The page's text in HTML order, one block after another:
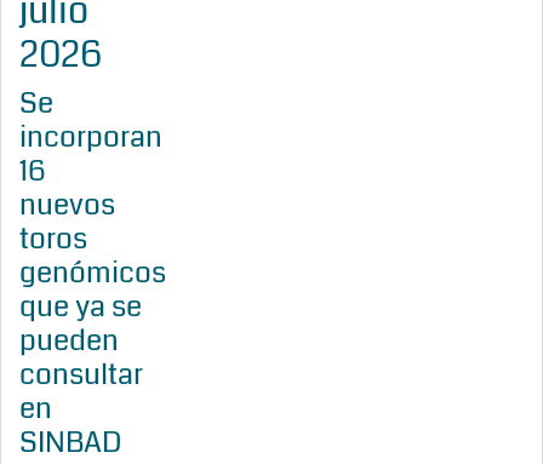
julio
2026
Se
incorporan
16
nuevos
toros
genómicos
que ya se
pueden
consultar
en
SINBAD